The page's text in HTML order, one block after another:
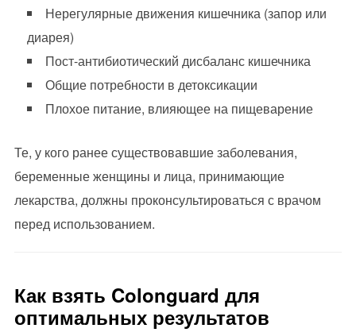
Нерегулярные движения кишечника (запор или
диарея)
Пост-антибиотический дисбаланс кишечника
Общие потребности в детоксикации
Плохое питание, влияющее на пищеварение
Те, у кого ранее существовавшие заболевания,
беременные женщины и лица, принимающие
лекарства, должны проконсультироваться с врачом
перед использованием.
Как взять Colonguard для
оптимальных результатов